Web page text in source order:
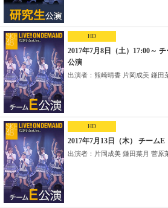
HD
2017年7月8日（土）17:00～
公演
出演者：熊崎晴香 片岡成美 鎌田
HD
2017年7月13日（木） チーム
出演者：片岡成美 鎌田菜月 菅原